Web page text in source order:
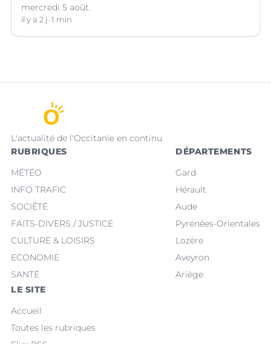
mercredi 5 août.
il y a 2 j 1 min
L'actualité de l'Occitanie en continu
RUBRIQUES
MÉTÉO
INFO TRAFIC
SOCIÉTÉ
FAITS-DIVERS / JUSTICE
CULTURE & LOISIRS
ECONOMIE
SANTÉ
DÉPARTEMENTS
Gard
Hérault
Aude
Pyrénées-Orientales
Lozère
Aveyron
Ariège
LE SITE
Accueil
Toutes les rubriques